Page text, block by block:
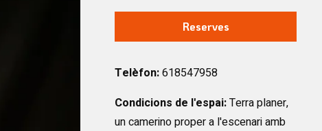
Reserves
Telèfon:618547958
Condicions de l'espai:Terra planer,
un camerino proper a l'escenari amb